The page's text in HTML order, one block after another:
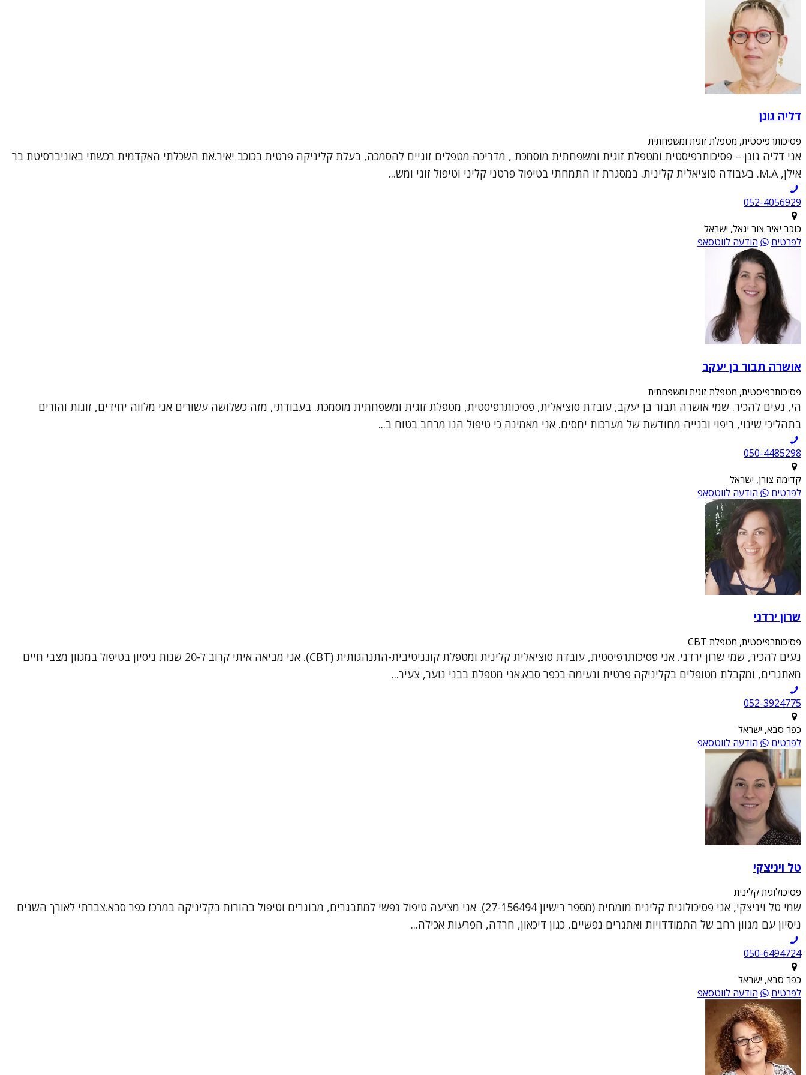
דליה גונן
פסיכותרפיסטית, מטפלת זוגית ומשפחתית
אני דליה גונן – פסיכותרפיסטית ומטפלת זוגית ומשפחתית מוסמכת , מדריכה מטפלים זוגיים להסמכה, בעלת קליניקה פרטית בכוכב יאיר.את השכלתי האקדמית רכשתי באוניברסיטת בר
אילן, M.A. בעבודה סוציאלית קלינית. במסגרת זו התמחתי בטיפול פרטני קליני וטיפול זוגי ומש...
052-4056929
כוכב יאיר צור יגאל, ישראל
לפרטים
הודעה לווטסאפ
אושרה תבור בן יעקב
פסיכותרפיסטית, מטפלת זוגית ומשפחתית
הי, נעים להכיר. שמי אושרה תבור בן יעקב, עובדת סוציאלית, פסיכותרפיסטית, מטפלת זוגית ומשפחתית מוסמכת. בעבודתי, מזה כשלושה עשורים אני מלווה יחידים, זוגות והורים
בתהליכי שינוי, ריפוי ובנייה מחודשת של מערכות יחסים. אני מאמינה כי טיפול הנו מרחב בטוח ב...
050-4485298
קדימה צורן, ישראל
לפרטים
הודעה לווטסאפ
שרון ירדני
פסיכותרפיסטית, מטפלת CBT
נעים להכיר, שמי שרון ירדני. אני פסיכותרפיסטית, עובדת סוציאלית קלינית ומטפלת קוגניטיבית-התנהגותית (CBT). אני מביאה איתי קרוב ל-20 שנות ניסיון בטיפול במגוון מצבי חיים
מאתגרים, ומקבלת מטופלים בקליניקה פרטית ונעימה בכפר סבא.אני מטפלת בבני נוער, צעיר...
052-3924775
כפר סבא, ישראל
לפרטים
הודעה לווטסאפ
טל ויניצקי
פסיכולוגית קלינית
שמי טל ויניצקי, אני פסיכולוגית קלינית מומחית (מספר רישיון 27-156494). אני מציעה טיפול נפשי למתבגרים, מבוגרים וטיפול בהורות בקליניקה במרכז כפר סבא.צברתי לאורך השנים
ניסיון עם מגוון רחב של התמודדויות ואתגרים נפשיים, כגון דיכאון, חרדה, הפרעות אכילה...
050-6494724
כפר סבא, ישראל
לפרטים
הודעה לווטסאפ